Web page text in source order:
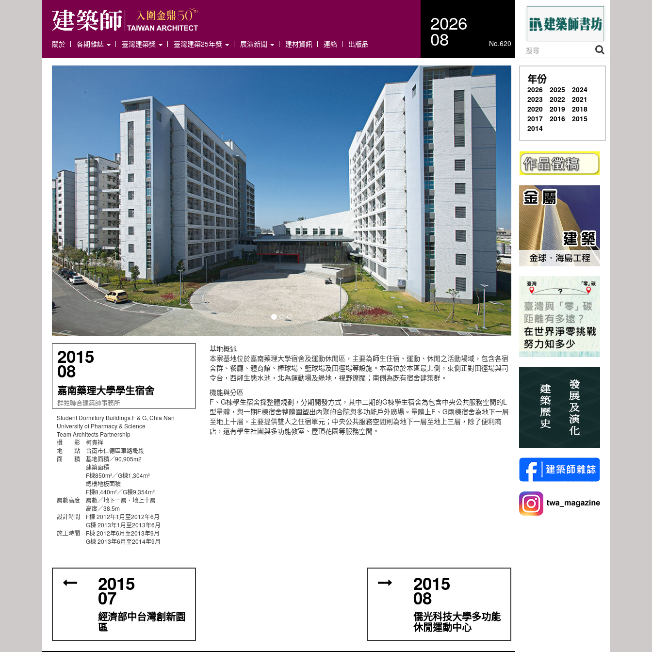
關於 各期雜誌 臺灣建築獎 臺灣建築25年獎 展演新聞 建材資訊 連絡 出版品
2026
08 No.620
2015
08
嘉南藥理大學學生宿舍
群甡聯合建築師事務所
Student Dormitory Buildings F & G, Chia Nan
University of Pharmacy & Science
Team Architects Partnership
攝 影 柯貴祥
地 點 台南市仁德區車路墘段
面 積 基地面積／90,905m2
建築面積
F棟850m²／G棟1,304m²
總樓地板面積
F棟8,440m²／G棟9,354m²
層數高度 層數／地下一層、地上十層
高度／38.5m
設計時間 F棟 2012年1月至2012年6月
G棟 2013年1月至2013年6月
施工時間 F棟 2012年6月至2013年9月
G棟 2013年6月至2014年9月
基地概述
本案基地位於嘉南藥理大學宿舍及運動休閒區，主要為師生住宿、運動、休閒之活動場域，包含各宿
舍群、餐廳、體育館、棒球場、籃球場及田徑場等設施。本案位於本區最北側，東側正對田徑場與司
令台，西鄰生態水池，北為運動場及綠地，視野遼闊；南側為既有宿舍建築群。
機能與分區
F、G棟學生宿舍採整體規劃，分期開發方式，其中二期的G棟學生宿舍為包含中央公共服務空間的L
型量體，與一期F棟宿舍整體圍塑出內聚的合院與多功能戶外廣場。量體上F、G兩棟宿舍為地下一層
至地上十層，主要提供雙人之住宿單元；中央公共服務空間則為地下一層至地上三層，除了便利商
店，還有學生社團與多功能教室、屋頂花園等服務空間。
2015
07
經濟部中台灣創新園
區
2015
08
僑光科技大學多功能
休閒運動中心
年份
2026 2025
2024
2023
2022
2021
2020
2019
2018
2017
2016
2015
2014